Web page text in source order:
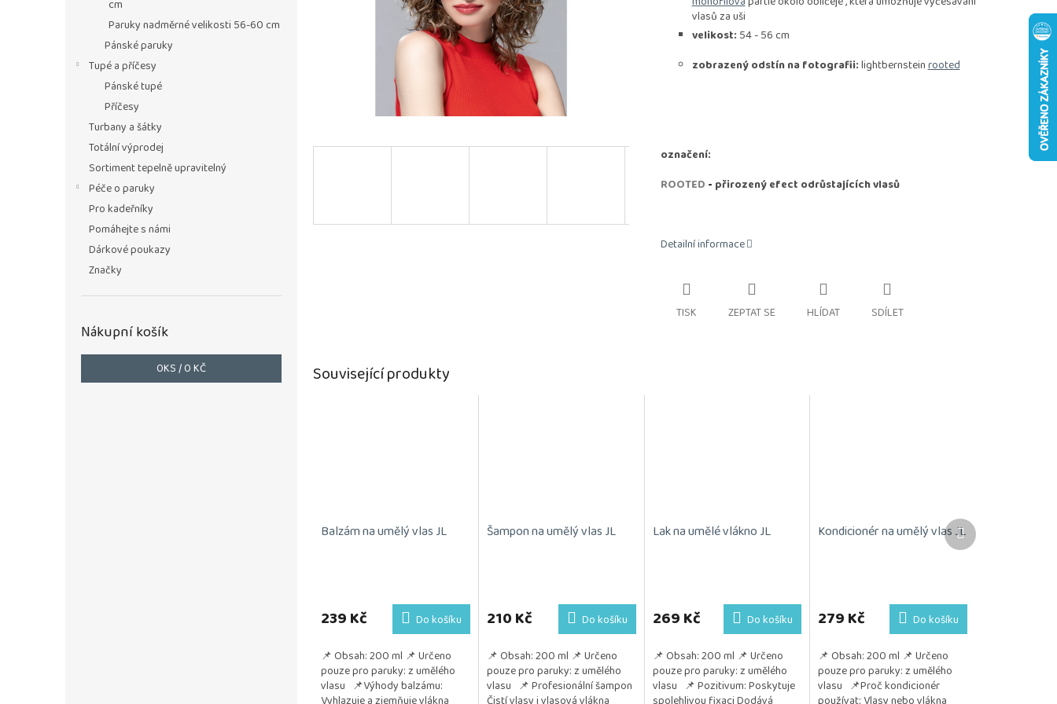
cm
Paruky nadměrné velikosti 56-60 cm
Pánské paruky
Tupé a příčesy
Pánské tupé
Příčesy
Turbany a šátky
Totální výprodej
Sortiment tepelně upravitelný
Péče o paruky
Pro kadeřníky
Pomáhejte s námi
Dárkové poukazy
Značky
Nákupní košík
0KS /0 KČ
vlasů za uši
velikost: 54 - 56 cm
zobrazený odstín na fotografii:lightbernsteinrooted
označení:
ROOTED - přirozený efect odrůstajících vlasů
Detailní informace
TISK ZEPTAT SE HLÍDAT SDÍLET
Související produkty
Balzám na umělý vlas JL
239 Kč Do košíku
📌 Obsah: 200 ml 📌 Určeno
pouze pro paruky: z umělého
vlasu 📌Výhody balzámu:
Šampon na umělý vlas JL
210 Kč Do košíku
📌 Obsah: 200 ml 📌 Určeno
pouze pro paruky: z umělého
vlasu 📌 Profesionální šampon
Lak na umělé vlákno JL
269 Kč Do košíku
📌 Obsah: 200 ml 📌 Určeno
pouze pro paruky: z umělého
vlasu 📌 Pozitivum: Poskytuje
Kondicionér na umělý vlas JL
produktu
je
z
5
hvězdiček.
279 Kč Do košíku
📌 Obsah: 200 ml 📌 Určeno
pouze pro paruky: z umělého
vlasu 📌Proč kondicionér
Další
produkt